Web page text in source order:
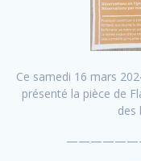
Ce samedi 16 mars
présenté la pièce de
des